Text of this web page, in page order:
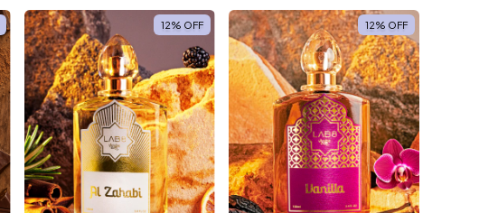
12% OFF 12% OFF